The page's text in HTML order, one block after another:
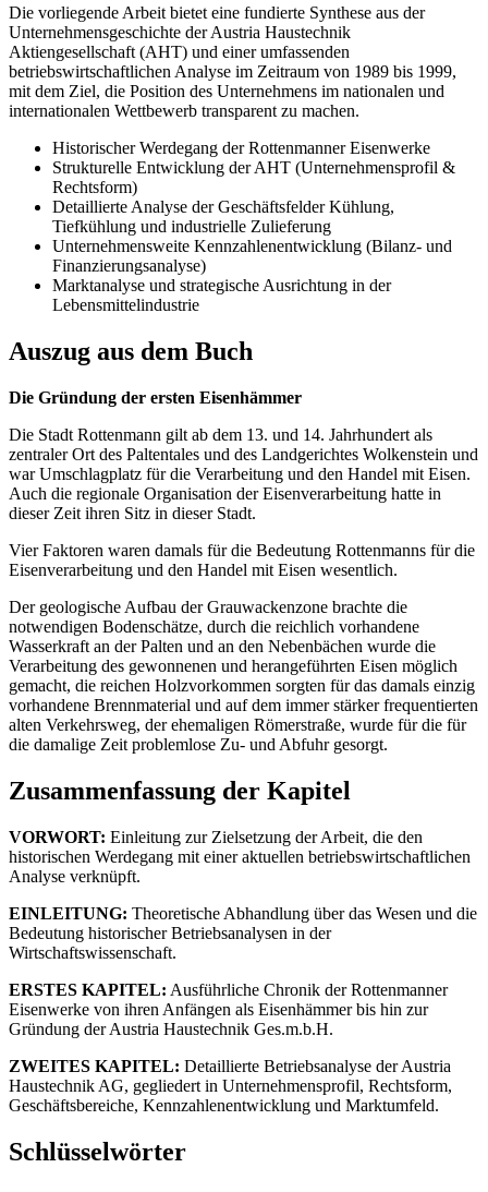
Die vorliegende Arbeit bietet eine fundierte Synthese aus der
Unternehmensgeschichte der Austria Haustechnik
Aktiengesellschaft (AHT) und einer umfassenden
betriebswirtschaftlichen Analyse im Zeitraum von 1989 bis 1999,
mit dem Ziel, die Position des Unternehmens im nationalen und
internationalen Wettbewerb transparent zu machen.
Historischer Werdegang der Rottenmanner Eisenwerke
Strukturelle Entwicklung der AHT (Unternehmensprofil &
Rechtsform)
Detaillierte Analyse der Geschäftsfelder Kühlung,
Tiefkühlung und industrielle Zulieferung
Unternehmensweite Kennzahlenentwicklung (Bilanz- und
Finanzierungsanalyse)
Marktanalyse und strategische Ausrichtung in der
Lebensmittelindustrie
Auszug aus dem Buch
Die Gründung der ersten Eisenhämmer
Die Stadt Rottenmann gilt ab dem 13. und 14. Jahrhundert als
zentraler Ort des Paltentales und des Landgerichtes Wolkenstein und
war Umschlagplatz für die Verarbeitung und den Handel mit Eisen.
Auch die regionale Organisation der Eisenverarbeitung hatte in
dieser Zeit ihren Sitz in dieser Stadt.
Vier Faktoren waren damals für die Bedeutung Rottenmanns für die
Eisenverarbeitung und den Handel mit Eisen wesentlich.
Der geologische Aufbau der Grauwackenzone brachte die
notwendigen Bodenschätze, durch die reichlich vorhandene
Wasserkraft an der Palten und an den Nebenbächen wurde die
Verarbeitung des gewonnenen und herangeführten Eisen möglich
gemacht, die reichen Holzvorkommen sorgten für das damals einzig
vorhandene Brennmaterial und auf dem immer stärker frequentierten
alten Verkehrsweg, der ehemaligen Römerstraße, wurde für die für
die damalige Zeit problemlose Zu- und Abfuhr gesorgt.
Zusammenfassung der Kapitel
VORWORT: Einleitung zur Zielsetzung der Arbeit, die den
historischen Werdegang mit einer aktuellen betriebswirtschaftlichen
Analyse verknüpft.
EINLEITUNG: Theoretische Abhandlung über das Wesen und die
Bedeutung historischer Betriebsanalysen in der
Wirtschaftswissenschaft.
ERSTES KAPITEL: Ausführliche Chronik der Rottenmanner
Eisenwerke von ihren Anfängen als Eisenhämmer bis hin zur
Gründung der Austria Haustechnik Ges.m.b.H.
ZWEITES KAPITEL: Detaillierte Betriebsanalyse der Austria
Haustechnik AG, gegliedert in Unternehmensprofil, Rechtsform,
Geschäftsbereiche, Kennzahlenentwicklung und Marktumfeld.
Schlüsselwörter